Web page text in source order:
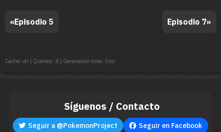
«Episodio 5 Episodio 7»
Cache: on | Queries: 8 | Generation time: 5ms
Síguenos / Contacto
Seguir a @PokemonProject
Seguir en Facebook